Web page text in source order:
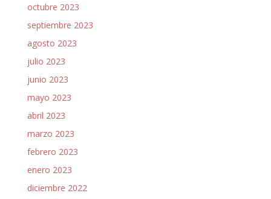
octubre 2023
septiembre 2023
agosto 2023
julio 2023
junio 2023
mayo 2023
abril 2023
marzo 2023
febrero 2023
enero 2023
diciembre 2022